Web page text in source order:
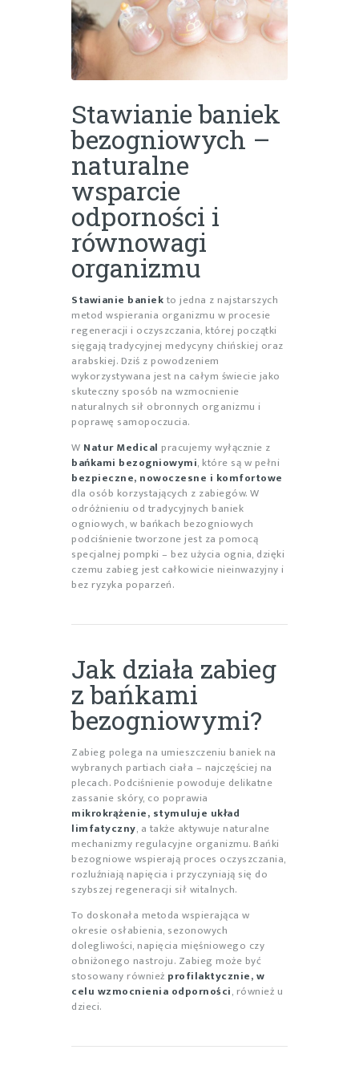
Stawianie baniek
bezogniowych –
naturalne
wsparcie
odporności i
równowagi
organizmu
Stawianie baniekto jedna z najstarszych
metod wspierania organizmu w procesie
regeneracji i oczyszczania, której początki
sięgają tradycyjnej medycyny chińskiej oraz
arabskiej. Dziś z powodzeniem
wykorzystywana jest na całym świecie jako
skuteczny sposób na wzmocnienie
naturalnych sił obronnych organizmu i
poprawę samopoczucia.
W Natur Medical pracujemy wyłącznie z
bańkami bezogniowymi, które są w pełni
bezpieczne, nowoczesne i komfortowe
dla osób korzystających z zabiegów. W
odróżnieniu od tradycyjnych baniek
ogniowych, w bańkach bezogniowych
podciśnienie tworzone jest za pomocą
specjalnej pompki – bez użycia ognia, dzięki
czemu zabieg jest całkowicie nieinwazyjny i
bez ryzyka poparzeń.
Jak działa zabieg
z bańkami
bezogniowymi?
Zabieg polega na umieszczeniu baniek na
wybranych partiach ciała – najczęściej na
plecach. Podciśnienie powoduje delikatne
zassanie skóry, co poprawia
mikrokrążenie, stymuluje układ
limfatyczny, a także aktywuje naturalne
mechanizmy regulacyjne organizmu. Bańki
bezogniowe wspierają proces oczyszczania,
rozluźniają napięcia i przyczyniają się do
szybszej regeneracji sił witalnych.
To doskonała metoda wspierająca w
okresie osłabienia, sezonowych
dolegliwości, napięcia mięśniowego czy
obniżonego nastroju. Zabieg może być
stosowany również profilaktycznie, w
celu wzmocnienia odporności, również u
dzieci.